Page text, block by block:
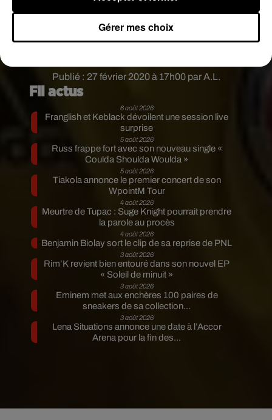
Publié : 27 février 2020 à 17h00 par A.L.
— Kultur (@Kulturlesite_)
Ce teaser présage-t-ilune préparation d'un
Fil actus
6 août 2026
Franglish et Keblack dévoilent une session live
surprise
5 août 2026
Russ frappe fort avec son nouveau single «
Coulda Shoulda Woulda »
5 août 2026
Tiakola annonce le premier concert de son
WpointM Tour
4 août 2026
Meurtre de Tupac : Suge Knight pourrait prendre
la parole au procès
4 août 2026
Benjamin Biolay sort le clip de sa reprise de PNL
3 août 2026
Rim’K revient bien entouré dans son nouvel EP
« Soleil de minuit »
3 août 2026
Eminem met aux enchères 100 paires de
sneakers de sa collection...
3 août 2026
Lena Situations annonce une date à l’Accor
Arena pour la fin des...
Gérer mes choix